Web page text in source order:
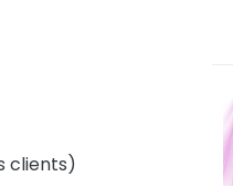
clients)